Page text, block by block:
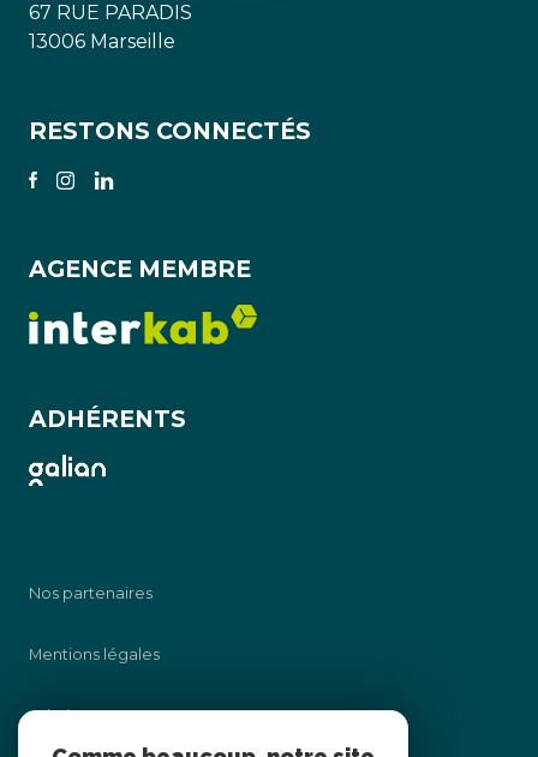
67 RUE PARADIS
13006 Marseille
RESTONS CONNECTÉS
AGENCE MEMBRE
ADHÉRENTS
Nos partenaires
Mentions légales
Admin